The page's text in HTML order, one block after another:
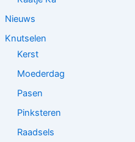
Nieuws
Knutselen
Kerst
Moederdag
Pasen
Pinksteren
Raadsels